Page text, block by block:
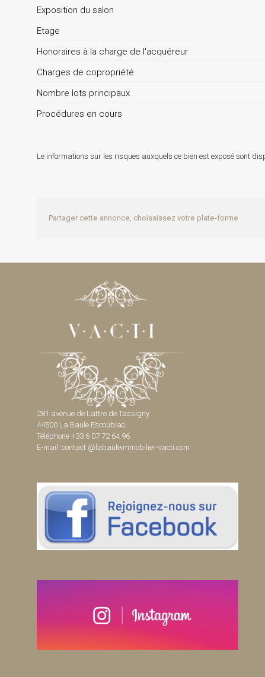
Exposition du salon
Etage
Honoraires à la charge de l'acquéreur
Charges de copropriété
Nombre lots principaux
Procédures en cours
Le informations sur les risques auxquels ce bien est exposé sont
Partager cette annonce, choississez votre plate-forme
281 avenue de Lattre de Tassigny
44500 La Baule Escoublac
Téléphone +33 6 07 72 64 96
E-mail :contact @labauleimmobilier-vacti.com